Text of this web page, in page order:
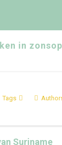
in
Tags
Suriname